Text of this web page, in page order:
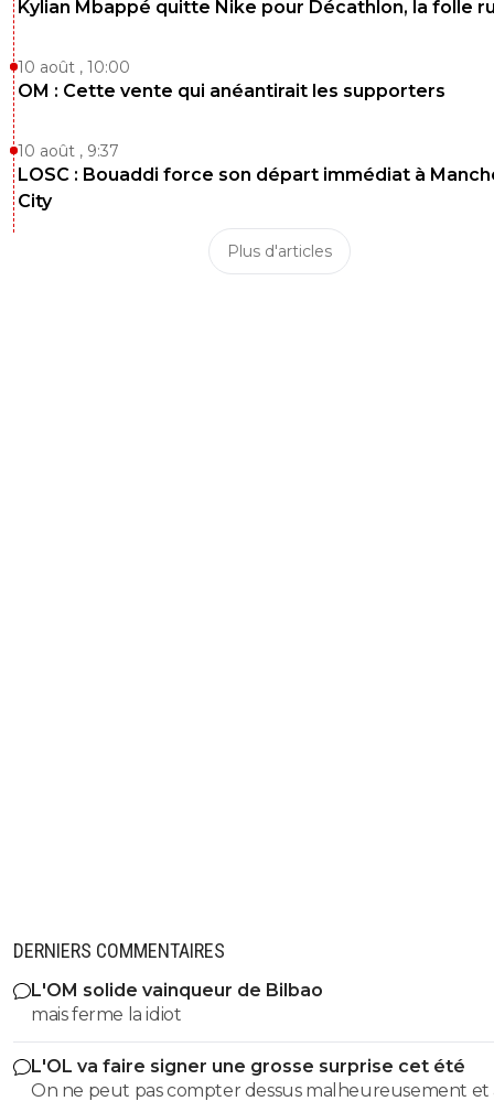
Kylian Mbappé quitte Nike pour Décathlon, la folle
10 août , 10:00
OM : Cette vente qui anéantirait les supporters
10 août , 9:37
LOSC : Bouaddi force son départ immédiat à
City
Plus d'articles
DERNIERS COMMENTAIRES
L'OM solide vainqueur de Bilbao
mais ferme la idiot
L'OL va faire signer une grosse surprise cet été
On ne peut pas compter dessus malheureusement et